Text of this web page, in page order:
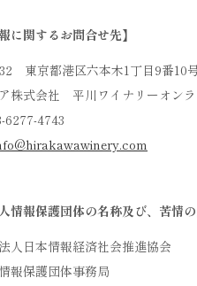
に関するお問合せ先】
東京都港区六本木1丁目9番10
株式会社 平川ワイナリーオン
4743
情報保護団体の名称及び、苦情
人日本情報経済社会推進協会
報保護団体事務局